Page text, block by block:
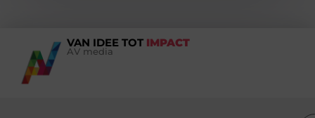
VAN IDEE TOT IMPACT
AV media